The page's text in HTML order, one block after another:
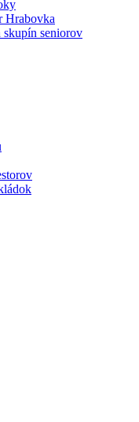
Hrabovka
seniorov